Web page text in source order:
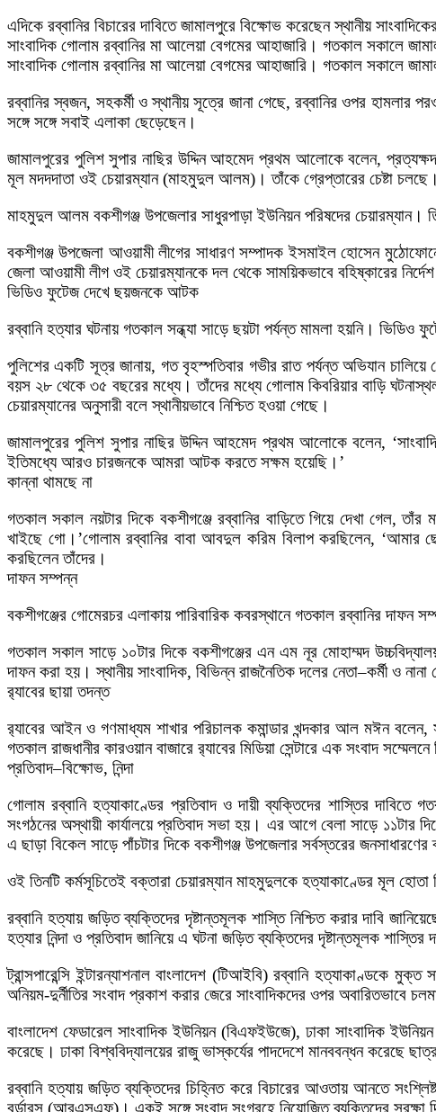
এদিকে রব্বানির বিচারের দাবিতে জামালপুরে বিক্ষোভ করেছেন স্থানীয়
সাংবাদিক গোলাম রব্বানির মা আলেয়া বেগমের আহাজারি। গতকাল সকালে
সাংবাদিক গোলাম রব্বানির মা আলেয়া বেগমের আহাজারি। গতকাল সকালে
রব্বানির স্বজন, সহকর্মী ও স্থানীয় সূত্রে জানা গেছে, রব্বানির ওপর
সঙ্গে সঙ্গে সবাই এলাকা ছেড়েছেন।
জামালপুরের পুলিশ সুপার নাছির উদ্দিন আহমেদ প্রথম আলোকে বলেন,
মূল মদদদাতা ওই চেয়ারম্যান (মাহমুদুল আলম)। তাঁকে গ্রেপ্তারের চেষ্টা চলছে।
মাহমুদুল আলম বকশীগঞ্জ উপজেলার সাধুরপাড়া ইউনিয়ন পরিষদের চেয়ারম্যান।
বকশীগঞ্জ উপজেলা আওয়ামী লীগের সাধারণ সম্পাদক ইসমাইল হোসেন
জেলা আওয়ামী লীগ ওই চেয়ারম্যানকে দল থেকে সাময়িকভাবে বহিষ্কারের
ভিডিও ফুটেজ দেখে ছয়জনকে আটক
রব্বানি হত্যার ঘটনায় গতকাল সন্ধ্যা সাড়ে ছয়টা পর্যন্ত মামলা হয়নি।
পুলিশের একটি সূত্র জানায়, গত বৃহস্পতিবার গভীর রাত পর্যন্ত অভিযান
বয়স ২৮ থেকে ৩৫ বছরের মধ্যে। তাঁদের মধ্যে গোলাম কিবরিয়ার বাড়ি
চেয়ারম্যানের অনুসারী বলে স্থানীয়ভাবে নিশ্চিত হওয়া গেছে।
জামালপুরের পুলিশ সুপার নাছির উদ্দিন আহমেদ প্রথম আলোকে বলেন,
ইতিমধ্যে আরও চারজনকে আমরা আটক করতে সক্ষম হয়েছি।’
কান্না থামছে না
গতকাল সকাল নয়টার দিকে বকশীগঞ্জে রব্বানির বাড়িতে গিয়ে দেখা গেল,
খাইছে গো।’গোলাম রব্বানির বাবা আবদুল করিম বিলাপ করছিলেন, ‘আমার
করছিলেন তাঁদের।
দাফন সম্পন্ন
বকশীগঞ্জের গোমেরচর এলাকায় পারিবারিক কবরস্থানে গতকাল রব্বানির দাফন
গতকাল সকাল সাড়ে ১০টার দিকে বকশীগঞ্জের এন এম নূর মোহাম্মদ
দাফন করা হয়। স্থানীয় সাংবাদিক, বিভিন্ন রাজনৈতিক দলের নেতা–কর্মী ও
র‍্যাবের ছায়া তদন্ত
র‌্যাবের আইন ও গণমাধ্যম শাখার পরিচালক কমান্ডার খন্দকার আল মঈন
গতকাল রাজধানীর কারওয়ান বাজারে র‌্যাবের মিডিয়া সেন্টারে এক সংবাদ
প্রতিবাদ–বিক্ষোভ, নিন্দা
গোলাম রব্বানি হত্যাকাণ্ডের প্রতিবাদ ও দায়ী ব্যক্তিদের শাস্তির
সংগঠনের অস্থায়ী কার্যালয়ে প্রতিবাদ সভা হয়। এর আগে বেলা সাড়ে ১১টার
এ ছাড়া বিকেল সাড়ে পাঁচটার দিকে বকশীগঞ্জ উপজেলার সর্বস্তরের জনসাধারণের
ওই তিনটি কর্মসূচিতেই বক্তারা চেয়ারম্যান মাহমুদুলকে হত্যাকাণ্ডের মূল
রব্বানি হত্যায় জড়িত ব্যক্তিদের দৃষ্টান্তমূলক শাস্তি নিশ্চিত করার দাবি
হত্যার নিন্দা ও প্রতিবাদ জানিয়ে এ ঘটনা জড়িত ব্যক্তিদের দৃষ্টান্তমূলক শাস্তির
ট্রান্সপারেন্সি ইন্টারন্যাশনাল বাংলাদেশ (টিআইবি) রব্বানি হত্যাকাণ্ডকে
অনিয়ম-দুর্নীতির সংবাদ প্রকাশ করার জেরে সাংবাদিকদের ওপর অবারিতভাবে
বাংলাদেশ ফেডারেল সাংবাদিক ইউনিয়ন (বিএফইউজে), ঢাকা সাংবাদিক
করেছে। ঢাকা বিশ্ববিদ্যালয়ের রাজু ভাস্কর্যের পাদদেশে মানববন্ধন করেছে
রব্বানি হত্যায় জড়িত ব্যক্তিদের চিহ্নিত করে বিচারের আওতায় আনতে
বর্ডারস (আরএসএফ)। একই সঙ্গে সংবাদ সংগ্রহে নিয়োজিত ব্যক্তিদের সুরক্ষা